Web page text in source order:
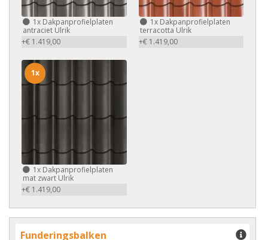
1x Dakpanprofielplaten
antraciet Ulrik
+€ 1.419,00
1xDakpanprofielplaten
terracotta Ulrik
+€ 1.419,00
1x Dakpanprofielplaten
mat zwart Ulrik
+€ 1.419,00
1x
Funderingsbalken